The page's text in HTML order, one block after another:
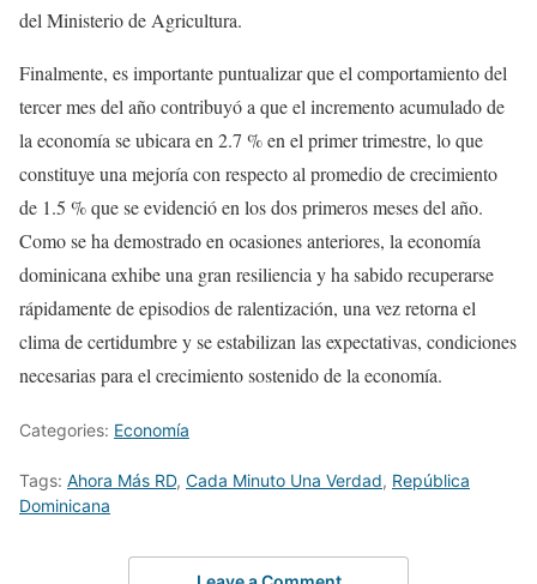
del Ministerio de Agricultura.
Finalmente, es importante puntualizar que el comportamiento del
tercer mes del año contribuyó a que el incremento acumulado de
la economía se ubicara en 2.7 % en el primer trimestre, lo que
constituye una mejoría con respecto al promedio de crecimiento
de 1.5 % que se evidenció en los dos primeros meses del año.
Como se ha demostrado en ocasiones anteriores, la economía
dominicana exhibe una gran resiliencia y ha sabido recuperarse
rápidamente de episodios de ralentización, una vez retorna el
clima de certidumbre y se estabilizan las expectativas, condiciones
necesarias para el crecimiento sostenido de la economía.
Categories: Economía
Tags: Ahora Más RD, Cada Minuto Una Verdad, República
Dominicana